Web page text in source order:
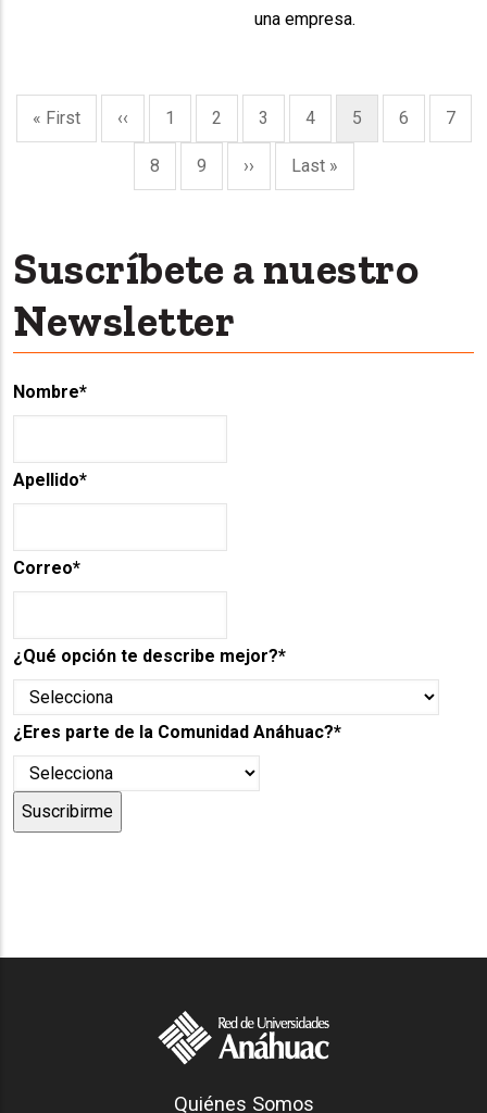
una empresa.
Pagination
First
« First
Previous
‹‹ Page
1 Page
2 Page
3 Page
4
Current
5 Page
6 Page
7
Page
8 Page
9
Next
››
Last
Last »
Suscríbete a nuestro
Newsletter
Nombre*
Apellido*
Correo*
¿Qué opción te describe mejor?*
¿Eres parte de la Comunidad Anáhuac?*
Generación Anáhuac
Quiénes Somos